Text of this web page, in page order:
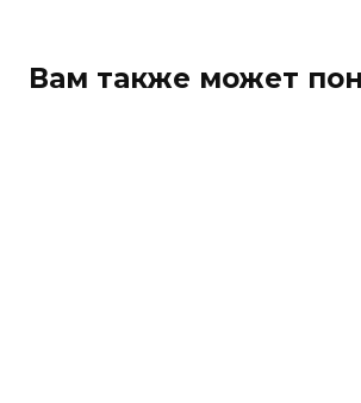
Вам также может